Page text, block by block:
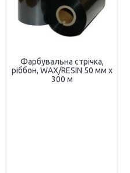
Фарбувальна стрічка,
ріббон, WAX/RESIN 50 мм х
300 м